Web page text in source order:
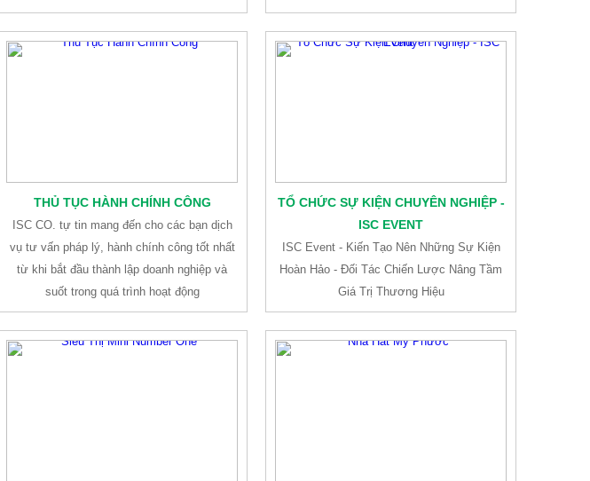
THỦ TỤC HÀNH CHÍNH CÔNG
ISC CO. tự tin mang đến cho các bạn dịch
vụ tư vấn pháp lý, hành chính công tốt nhất
từ khi bắt đầu thành lập doanh nghiệp và
suốt trong quá trình hoạt động
TỔ CHỨC SỰ KIỆN CHUYÊN NGHIỆP -
ISC EVENT
ISC Event - Kiến Tạo Nên Những Sự Kiện
Hoàn Hảo - Đối Tác Chiến Lược Nâng Tầm
Giá Trị Thương Hiệu